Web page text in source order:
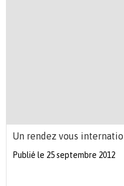
Un rendez vous
Publié le 25 septembre 2012